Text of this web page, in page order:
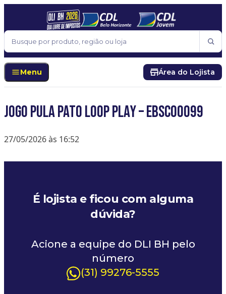
Pular para o conteúdo
Buscar
Menu Área do Lojista
Jogo Pula Pato Loop play – EBSC00099
27/05/2026 às 16:52
É lojista e ficou com alguma
dúvida?
Acione a equipe do DLI BH pelo
número
(31) 99276-5555